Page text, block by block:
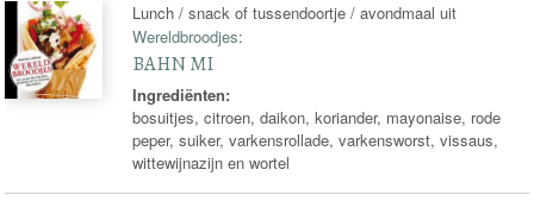
Lunch / snack of tussendoortje / avondmaal uit
Wereldbroodjes:
BAHN MI
Ingrediënten:
bosuitjes, citroen, daikon, koriander, mayonaise, rode
peper, suiker, varkensrollade, varkensworst, vissaus,
wittewijnazijn en wortel